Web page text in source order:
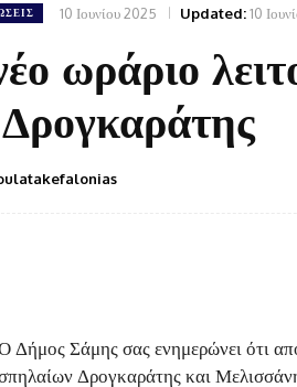
10 Ιουνίου 2025 Updated:10
ωράριο
Δήμος Σάμης σας ενημερώνει ότι
Δρογκαράτης και